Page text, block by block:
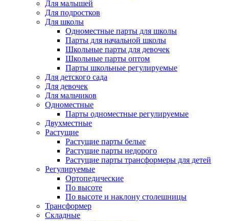
Для малышей
Для подростков
Для школы
Одноместные парты для школы
Парты для начальной школы
Школьные парты для девочек
Школьные парты оптом
Парты школьные регулируемые
Для детского сада
Для девочек
Для мальчиков
Одноместные
Парты одноместные регулируемые
Двухместные
Растущие
Растущие парты белые
Растущие парты недорого
Растущие парты трансформеры для детей
Регулируемые
Ортопедические
По высоте
По высоте и наклону столешницы
Трансформер
Складные